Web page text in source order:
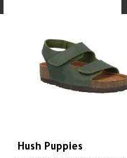
Hush Puppies